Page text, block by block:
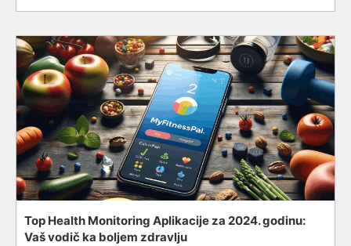
Top Health Monitoring Aplikacije za 2024. godinu:
Vaš vodič ka boljem zdravlju